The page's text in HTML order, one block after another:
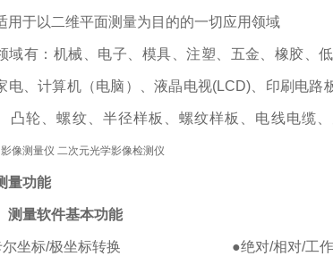
用于以二维平面测量为目的的一切应用领域
域有：机械、电子、模具、注塑、五金、橡胶、
电、计算机（电脑）、液晶电视(LCD)、印刷电路
凸轮、螺纹、半径样板、螺纹样板、电线电缆
量功能
测量软件基本功能
尔坐标/极坐标转换 ●绝对/相对/工作